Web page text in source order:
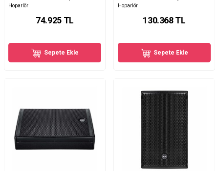
Hoparlör
74.925TL
Sepete Ekle
Hoparlör
130.368TL
Sepete Ekle